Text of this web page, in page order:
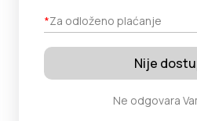
*Za odloženo plaćanje
Nije
Ne odgovara